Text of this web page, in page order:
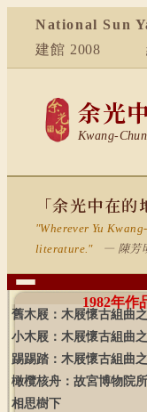
National Sun
建館 2008
余光
Kwang-
「余光中在
"Wherever Yu
literature."
— 陳芳
1982年作
舊木屐：木屐懷古組曲
小木屐：木屐懷古組曲
踢踢踏：木屐懷古組曲
橄欖核舟：故宮博物院
相思樹下